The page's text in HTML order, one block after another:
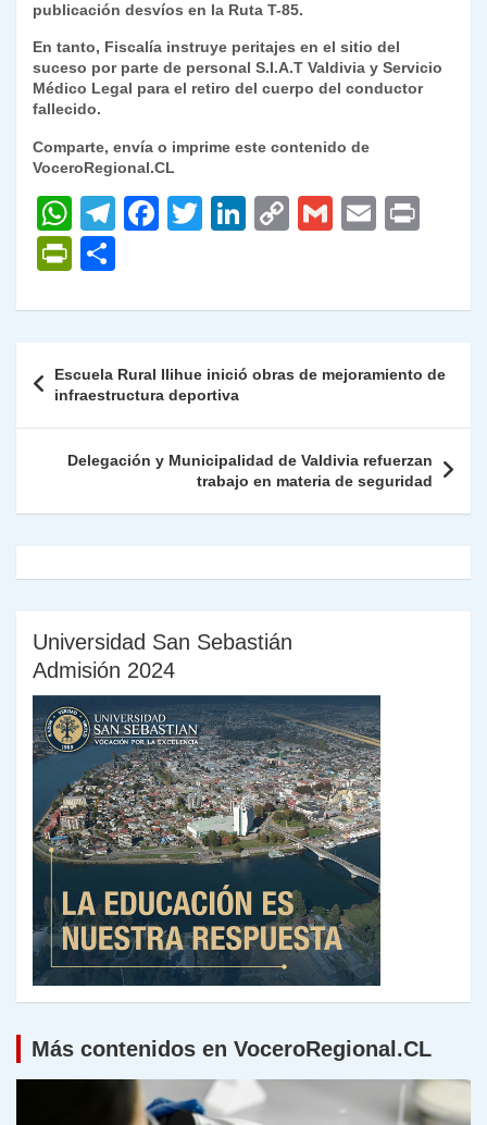
publicación desvíos en la Ruta T-85.
En tanto, Fiscalía instruye peritajes en el sitio del
suceso por parte de personal S.I.A.T Valdivia y Servicio
Médico Legal para el retiro del cuerpo del conductor
fallecido.
Comparte, envía o imprime este contenido de
VoceroRegional.CL
W
h
at
s
p
p
T
gr
m
F
e
o
o
k
T
er
Li
e
n
C
y
n
k
G
l
E
l
P
nt
Fr
ie
n
dl
m
p
ar
tir
de
entradas
Escuela Rural Ilihue inició obras de mejoramiento de
infraestructura deportiva
Delegación y Municipalidad de Valdivia refuerzan
trabajo en materia de seguridad
Universidad San Sebastián
Admisión 2024
Más contenidos en VoceroRegional.CL